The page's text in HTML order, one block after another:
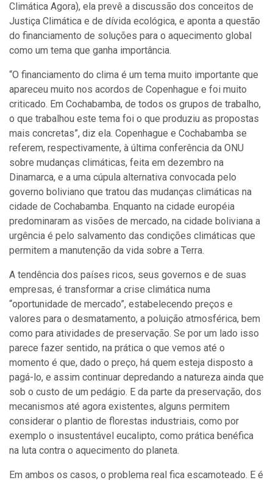
Climática Agora), ela prevê a discussão dos conceitos de
Justiça Climática e de dívida ecológica, e aponta a questão
do financiamento de soluções para o aquecimento global
como um tema que ganha importância.
“O financiamento do clima é um tema muito importante que
apareceu muito nos acordos de Copenhague e foi muito
criticado. Em Cochabamba, de todos os grupos de trabalho,
o que trabalhou este tema foi o que produziu as propostas
mais concretas”, diz ela. Copenhague e Cochabamba se
referem, respectivamente, à última conferência da ONU
sobre mudanças climáticas, feita em dezembro na
Dinamarca, e a uma cúpula alternativa convocada pelo
governo boliviano que tratou das mudanças climáticas na
cidade de Cochabamba. Enquanto na cidade européia
predominaram as visões de mercado, na cidade boliviana a
urgência é pelo salvamento das condições climáticas que
permitem a manutenção da vida sobre a Terra.
A tendência dos países ricos, seus governos e de suas
empresas, é transformar a crise climática numa
“oportunidade de mercado”, estabelecendo preços e
valores para o desmatamento, a poluição atmosférica, bem
como para atividades de preservação. Se por um lado isso
parece fazer sentido, na prática o que vemos até o
momento é que, dado o preço, há quem esteja disposto a
pagá-lo, e assim continuar depredando a natureza ainda que
sob o custo de um pedágio. E da parte da preservação, dos
mecanismos até agora existentes, alguns permitem
considerar o plantio de florestas industriais, como por
exemplo o insustentável eucalipto, como prática benéfica
na luta contra o aquecimento do planeta.
Em ambos os casos, o problema real fica escamoteado. E é